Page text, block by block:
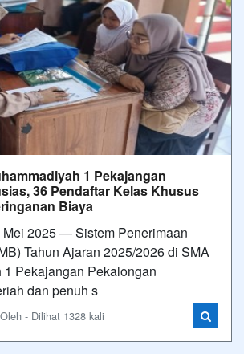
1 Pekajangan
36 Pendaftar Kelas Khusus
Biaya
2025 — Sistem Penerimaan
Tahun Ajaran 2025/2026 di SMA
1 Pekajangan Pekalongan
dan penuh s
- Dilihat 1328 kali